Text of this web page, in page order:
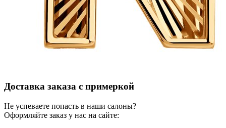
Доставка заказа с примеркой
Не успеваете попасть в наши салоны?
Оформляйте заказ у нас на сайте: